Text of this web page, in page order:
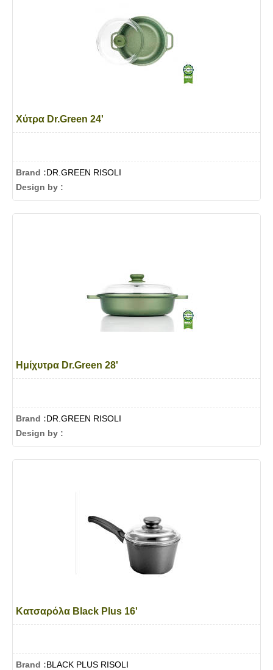
Χύτρα Dr.Green 24'
Brand :DR.GREEN RISOLI
Design by :
Ημίχυτρα Dr.Green 28'
Brand :DR.GREEN RISOLI
Design by :
Κατσαρόλα Black Plus 16'
Brand :BLACK PLUS RISOLI